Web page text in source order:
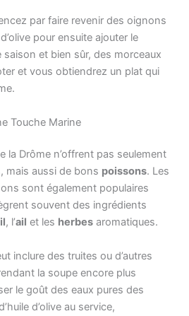
par faire revenir des oignons
pour ensuite ajouter le
saison et bien sûr, des morceaux
et vous obtiendrez un plat qui
Touche Marine
la Drôme n’offrent pas seulement
mais aussi de bons poissons. Les
sont également populaires
souvent des ingrédients
, l’ail et les herbes aromatiques.
inclure des truites ou d’autres
la soupe encore plus
le goût des eaux pures des
d’olive au service,